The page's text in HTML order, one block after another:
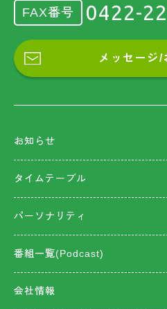
FAX番号 0422-
メッセージ/
お知らせ
タイムテーブル
パーソナリティ
番組一覧(Podcast)
会社情報